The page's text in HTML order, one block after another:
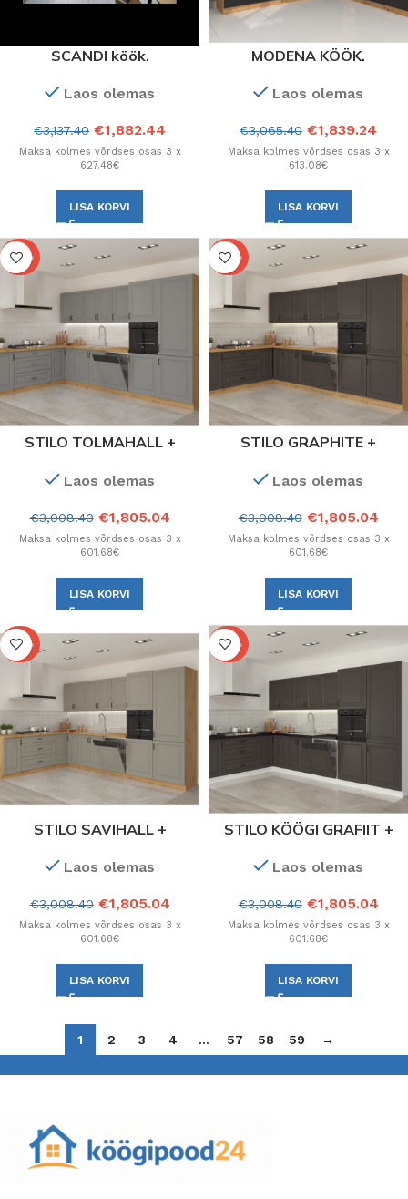
SCANDI köök.
Laos olemas
€3,137.40 €1,882.44
Maksa kolmes võrdses osas 3 x
627.48€
LISA KORVI
MODENA KÖÖK.
Laos olemas
€3,065.40 €1,839.24
Maksa kolmes võrdses osas 3 x
613.08€
LISA KORVI
-40%
STILO TOLMAHALL +
Konfiguratsioon
Laos olemas
€3,008.40 €1,805.04
Maksa kolmes võrdses osas 3 x
601.68€
LISA KORVI
-40%
STILO GRAPHITE +
Konfiguratsioon
Laos olemas
€3,008.40 €1,805.04
Maksa kolmes võrdses osas 3 x
601.68€
LISA KORVI
-40%
STILO SAVIHALL +
Konfiguratsioon
Laos olemas
€3,008.40 €1,805.04
Maksa kolmes võrdses osas 3 x
601.68€
LISA KORVI
-40%
STILO KÖÖGI GRAFIIT +
konfiguratsioonid.
Laos olemas
€3,008.40 €1,805.04
Maksa kolmes võrdses osas 3 x
601.68€
LISA KORVI
1 2 3 4 … 57 58 59 →